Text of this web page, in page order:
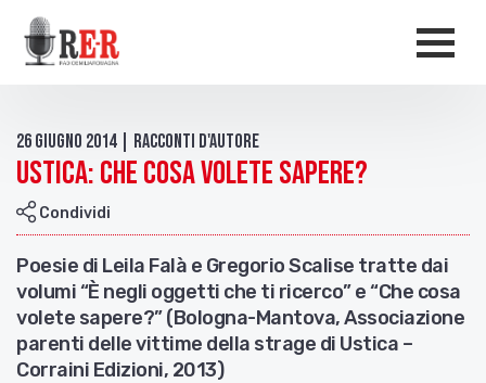
Salta al contenuto principale
26 Giugno 2014 | Racconti d'autore
Ustica: che cosa volete sapere?
Condividi
Poesie di Leila Falà e Gregorio Scalise tratte dai
volumi “È negli oggetti che ti ricerco” e “Che cosa
volete sapere?” (Bologna-Mantova, Associazione
parenti delle vittime della strage di Ustica –
Corraini Edizioni, 2013)